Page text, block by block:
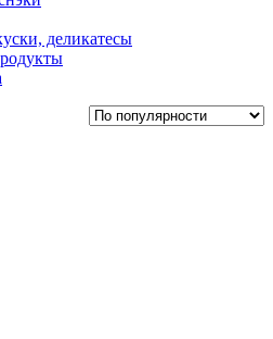
деликатесы